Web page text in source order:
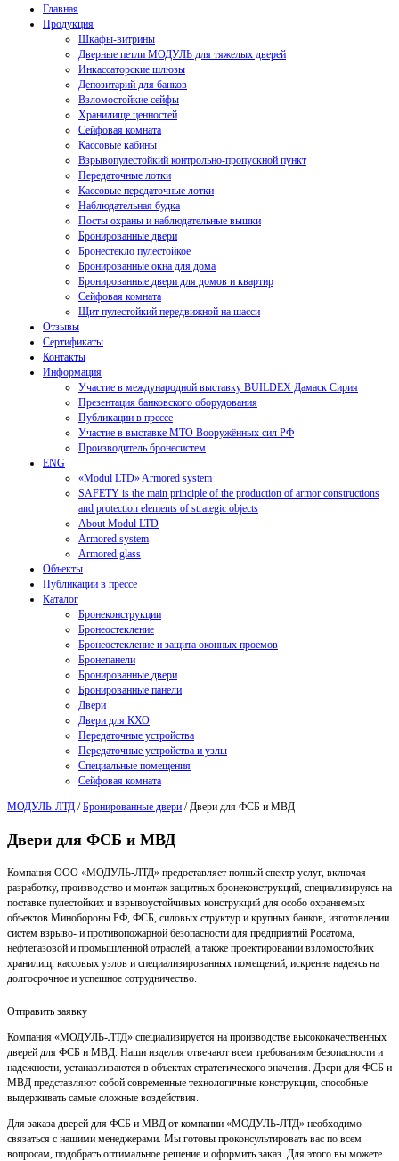
Главная
Продукция
Шкафы-витрины
Дверные петли МОДУЛЬ для тяжелых дверей
Инкассаторские шлюзы
Депозитарий для банков
Взломостойкие сейфы
Хранилище ценностей
Сейфовая комната
Кассовые кабины
Взрывопулестойкий контрольно-пропускной пункт
Передаточные лотки
Кассовые передаточные лотки
Наблюдательная будка
Посты охраны и наблюдательные вышки
Бронированные двери
Бронестекло пулестойкое
Бронированные окна для дома
Бронированные двери для домов и квартир
Сейфовая комната
Щит пулестойкий передвижной на шасси
Отзывы
Сертификаты
Контакты
Информация
Участие в международной выставку BUILDEX Дамаск Сирия
Презентация банковского оборудования
Публикации в прессе
Участие в выставке МТО Вооружённых сил РФ
Производитель бронесистем
ENG
«Modul LTD» Armored system
SAFETY is the main principle of the production of armor constructions
and protection elements of strategic objects
About Modul LTD
Armored system
Armored glass
Объекты
Публикации в прессе
Каталог
Бронеконструкции
Бронеостекление
Бронеостекление и защита оконных проемов
Бронепанели
Бронированные двери
Бронированные панели
Двери
Двери для КХО
Передаточные устройства
Передаточные устройства и узлы
Специальные помещения
Сейфовая комната
МОДУЛЬ-ЛТД /Бронированные двери /Двери для ФСБ и МВД
Двери для ФСБ и МВД
Компания ООО «МОДУЛЬ-ЛТД» предоставляет полный спектр услуг, включая
разработку, производство и монтаж защитных бронеконструкций, специализируясь на
поставке пулестойких и взрывоустойчивых конструкций для особо охраняемых
объектов Минобороны РФ, ФСБ, силовых структур и крупных банков, изготовлении
систем взрыво- и противопожарной безопасности для предприятий Росатома,
нефтегазовой и промышленной отраслей, а также проектировании взломостойких
хранилищ, кассовых узлов и специализированных помещений, искренне надеясь на
долгосрочное и успешное сотрудничество.
Отправить заявку
Компания «МОДУЛЬ-ЛТД» специализируется на производстве высококачественных
дверей для ФСБ и МВД. Наши изделия отвечают всем требованиям безопасности и
надежности, устанавливаются в объектах стратегического значения. Двери для ФСБ и
МВД представляют собой современные технологичные конструкции, способные
выдерживать самые сложные воздействия.
Для заказа дверей для ФСБ и МВД от компании «МОДУЛЬ-ЛТД» необходимо
связаться с нашими менеджерами. Мы готовы проконсультировать вас по всем
вопросам, подобрать оптимальное решение и оформить заказ. Для этого вы можете